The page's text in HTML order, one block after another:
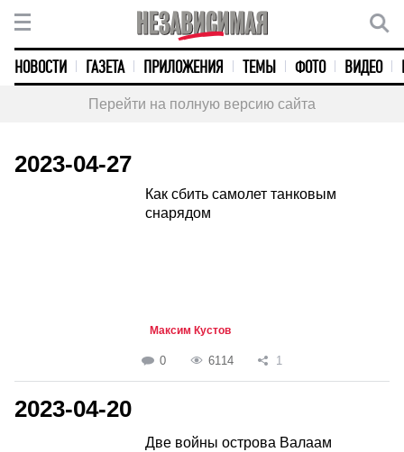
НОВОСТИ ГАЗЕТА ПРИЛОЖЕНИЯ ТЕМЫ ФОТО ВИДЕО
Перейти на полную версию сайта
2023-04-27
Как сбить самолет танковым
снарядом
Максим Кустов
0 6114 1
2023-04-20
Две войны острова Валаам